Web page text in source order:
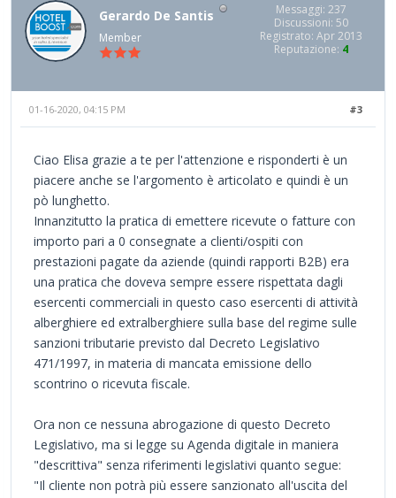
Gerardo De Santis
Member
Messaggi: 237
Discussioni: 50
Registrato: Apr 2013
Reputazione: 4
#3
01-16-2020, 04:15 PM
Ciao Elisa grazie a te per l'attenzione e risponderti è un
piacere anche se l'argomento è articolato e quindi è un
pò lunghetto.
Innanzitutto la pratica di emettere ricevute o fatture con
importo pari a 0 consegnate a clienti/ospiti con
prestazioni pagate da aziende (quindi rapporti B2B) era
una pratica che doveva sempre essere rispettata dagli
esercenti commerciali in questo caso esercenti di attività
alberghiere ed extralberghiere sulla base del regime sulle
sanzioni tributarie previsto dal Decreto Legislativo
471/1997, in materia di mancata emissione dello
scontrino o ricevuta fiscale.
Ora non ce nessuna abrogazione di questo Decreto
Legislativo, ma si legge su Agenda digitale in maniera
"descrittiva" senza riferimenti legislativi quanto segue:
"Il cliente non potrà più essere sanzionato all'uscita del